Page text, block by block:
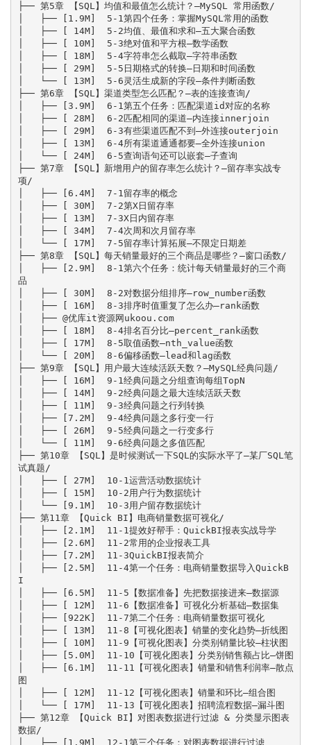
├── 第5章 【SQL】均值和最值怎么统计？—MySQL 常用函数/
│   ├── [1.9M]  5-1第四个任务：掌握MySQL常用的函数
│   ├── [ 14M]  5-2均值、最值和求和—五大聚合函数
│   ├── [ 10M]  5-3绝对值和平方根—数学函数
│   ├── [ 18M]  5-4字符串怎么截取—字符串函数
│   ├── [ 29M]  5-5日期格式的转换—日期和时间函数
│   └── [ 13M]  5-6灵活生成新的字段—条件判断函数
├── 第6章 【SQL】渠道类型怎么匹配？—表的连接查询/
│   ├── [3.9M]  6-1第五个任务：匹配渠道id对应的名称
│   ├── [ 28M]  6-2匹配相同的渠道—内连接innerjoin
│   ├── [ 29M]  6-3有些渠道匹配不到—外连接outerjoin
│   ├── [ 13M]  6-4所有渠道通通都要—全外连接union
│   └── [ 24M]  6-5查询语句还可以嵌套—子查询
├── 第7章 【SQL】新增用户的留存率怎么统计？—留存率实战专
项/
│   ├── [6.4M]  7-1留存率的概念
│   ├── [ 30M]  7-2第X日留存率
│   ├── [ 13M]  7-3X日内留存率
│   ├── [ 34M]  7-4次周和次月留存率
│   └── [ 17M]  7-5留存率计算拓展—不限定日期差
├── 第8章 【SQL】每天销量最好的三个商品是哪些？—窗口函数/
│   ├── [2.9M]  8-1第六个任务：统计每天销量最好的三个商
品
│   ├── [ 30M]  8-2对数据分组排序—row_number函数
│   ├── [ 16M]  8-3排序时值重复了怎么办—rank函数
│   ├── @优库it资源网ukoou.com
│   ├── [ 18M]  8-4排名百分比—percent_rank函数
│   ├── [ 17M]  8-5取值函数—nth_value函数
│   └── [ 20M]  8-6偏移函数—lead和lag函数
├── 第9章 【SQL】用户最大连续活跃天数？—MySQL经典问题/
│   ├── [ 16M]  9-1经典问题之分组查询每组TopN
│   ├── [ 14M]  9-2经典问题之最大连续活跃天数
│   ├── [ 11M]  9-3经典问题之行列转换
│   ├── [7.2M]  9-4经典问题之多行变一行
│   ├── [ 26M]  9-5经典问题之一行变多行
│   └── [ 11M]  9-6经典问题之多值匹配
├── 第10章 【SQL】是时候测试一下SQL的实际水平了—某厂SQL笔
试真题/
│   ├── [ 27M]  10-1运营活动数据统计
│   ├── [ 15M]  10-2用户行为数据统计
│   └── [9.1M]  10-3用户留存数据统计
├── 第11章 【Quick BI】电商销量数据可视化/
│   ├── [2.1M]  11-1提效好帮手：QuickBI报表实战导学
│   ├── [2.6M]  11-2常用的企业报表工具
│   ├── [7.2M]  11-3QuickBI报表简介
│   ├── [2.5M]  11-4第一个任务：电商销量数据导入QuickB
I
│   ├── [6.5M]  11-5【数据准备】先把数据接进来—数据源
│   ├── [ 12M]  11-6【数据准备】可视化分析基础—数据集
│   ├── [922K]  11-7第二个任务：电商销量数据可视化
│   ├── [ 13M]  11-8【可视化图表】销量的变化趋势—折线图
│   ├── [ 10M]  11-9【可视化图表】分类别销量比较—柱状图
│   ├── [5.0M]  11-10【可视化图表】分类别销售额占比—饼图
│   ├── [6.1M]  11-11【可视化图表】销量和销售利润率—散点
图
│   ├── [ 12M]  11-12【可视化图表】销量和环比—组合图
│   └── [ 17M]  11-13【可视化图表】招聘流程数据—漏斗图
├── 第12章 【Quick BI】对图表数据进行过滤 & 分类显示图表
数据/
│   ├── [1.9M]  12-1第三个任务：对图表数据进行过滤